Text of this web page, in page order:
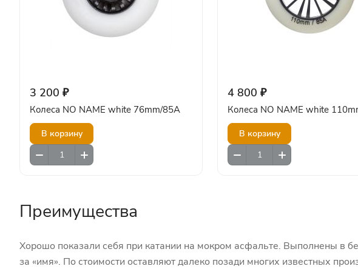
3 200 ₽
Колеса NO NAME white 76mm/85A
В корзину
4 800 ₽
Колеса NO NAME white
В корзину
Преимущества
Хорошо показали себя при катании на мокром асфальте. Выполнены в
за «имя». По стоимости оставляют далеко позади многих известных